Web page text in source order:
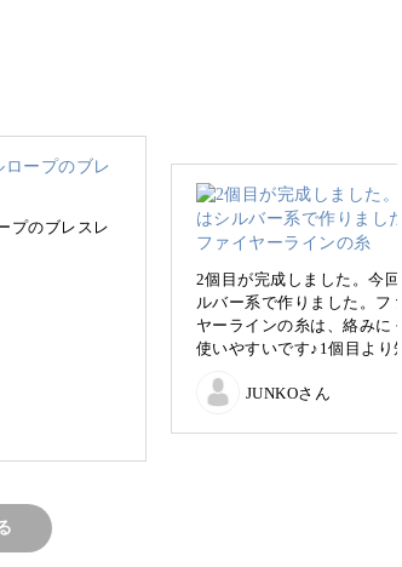
基本技術を学んでいきましょう。
ので、ビーズステッチがはじめてとい
レスレットを楽しく作っていきましょ
プのブレスレ
2個目が完成しました。今回
ルバー系で作りました。フ
ヤーラインの糸は、絡みに
使いやすいです♪1個目より
JUNKOさん